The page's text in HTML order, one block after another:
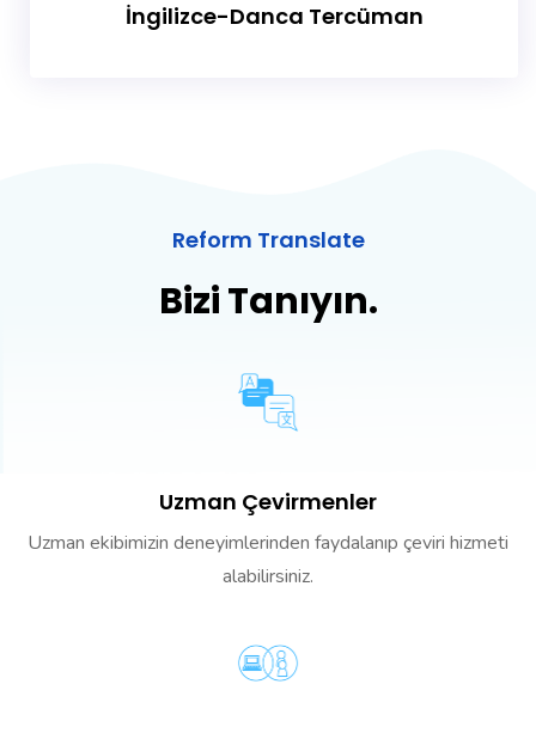
İngilizce-Danca Tercüman
Reform Translate
Bizi Tanıyın.
Uzman Çevirmenler
Uzman ekibimizin deneyimlerinden faydalanıp çeviri hizmeti
alabilirsiniz.